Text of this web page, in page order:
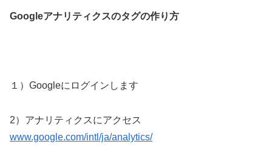
Googleアナリティクスのタグの作り方
１）Googleにログインします
2）アナリティクスにアクセス
www.google.com/intl/ja/analytics/